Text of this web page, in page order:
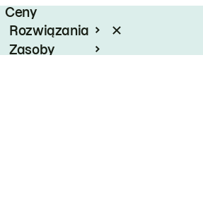
Ceny
Rozwiązania
Zasoby